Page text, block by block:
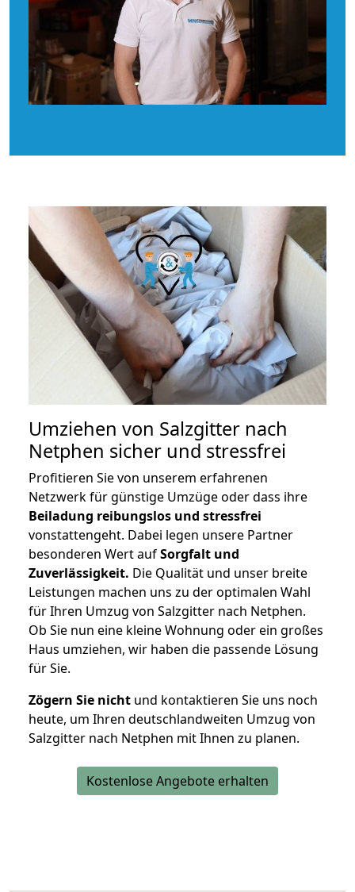
Umziehen von Salzgitter nach
Netphen sicher und stressfrei
Profitieren Sie von unserem erfahrenen
Netzwerk für günstige Umzüge oder dass ihre
Beiladung reibungslos und stressfrei
vonstattengeht. Dabei legen unsere Partner
besonderen Wert aufSorgfalt und
Zuverlässigkeit. Die Qualität und unser breite
Leistungen machen uns zu der optimalen Wahl
für Ihren Umzug von Salzgitter nach Netphen.
Ob Sie nun eine kleine Wohnung oder ein großes
Haus umziehen, wir haben die passende Lösung
für Sie.
Zögern Sie nicht und kontaktieren Sie uns noch
heute, um Ihren deutschlandweiten Umzug von
Salzgitter nach Netphen mit Ihnen zu planen.
Kostenlose Angebote erhalten